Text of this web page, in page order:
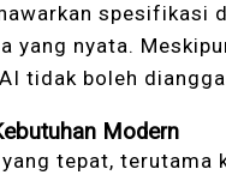
spesifikasi
yang nyata.
tidak boleh
Modern
tepat, terutama